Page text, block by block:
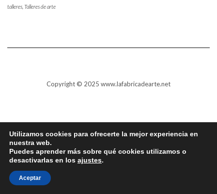
talleres Talleres de arte
Copyright © 2025 www.lafabricadearte.net
Utilizamos cookies para ofrecerte la mejor experiencia en
nuestra web.
Puedes aprender más sobre qué cookies utilizamos o
desactivarlas en los ajustes.
Aceptar